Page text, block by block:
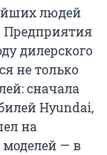
людей
Предприятия
дилерского
не только
сначала
Hyundai,
на
моделей — в